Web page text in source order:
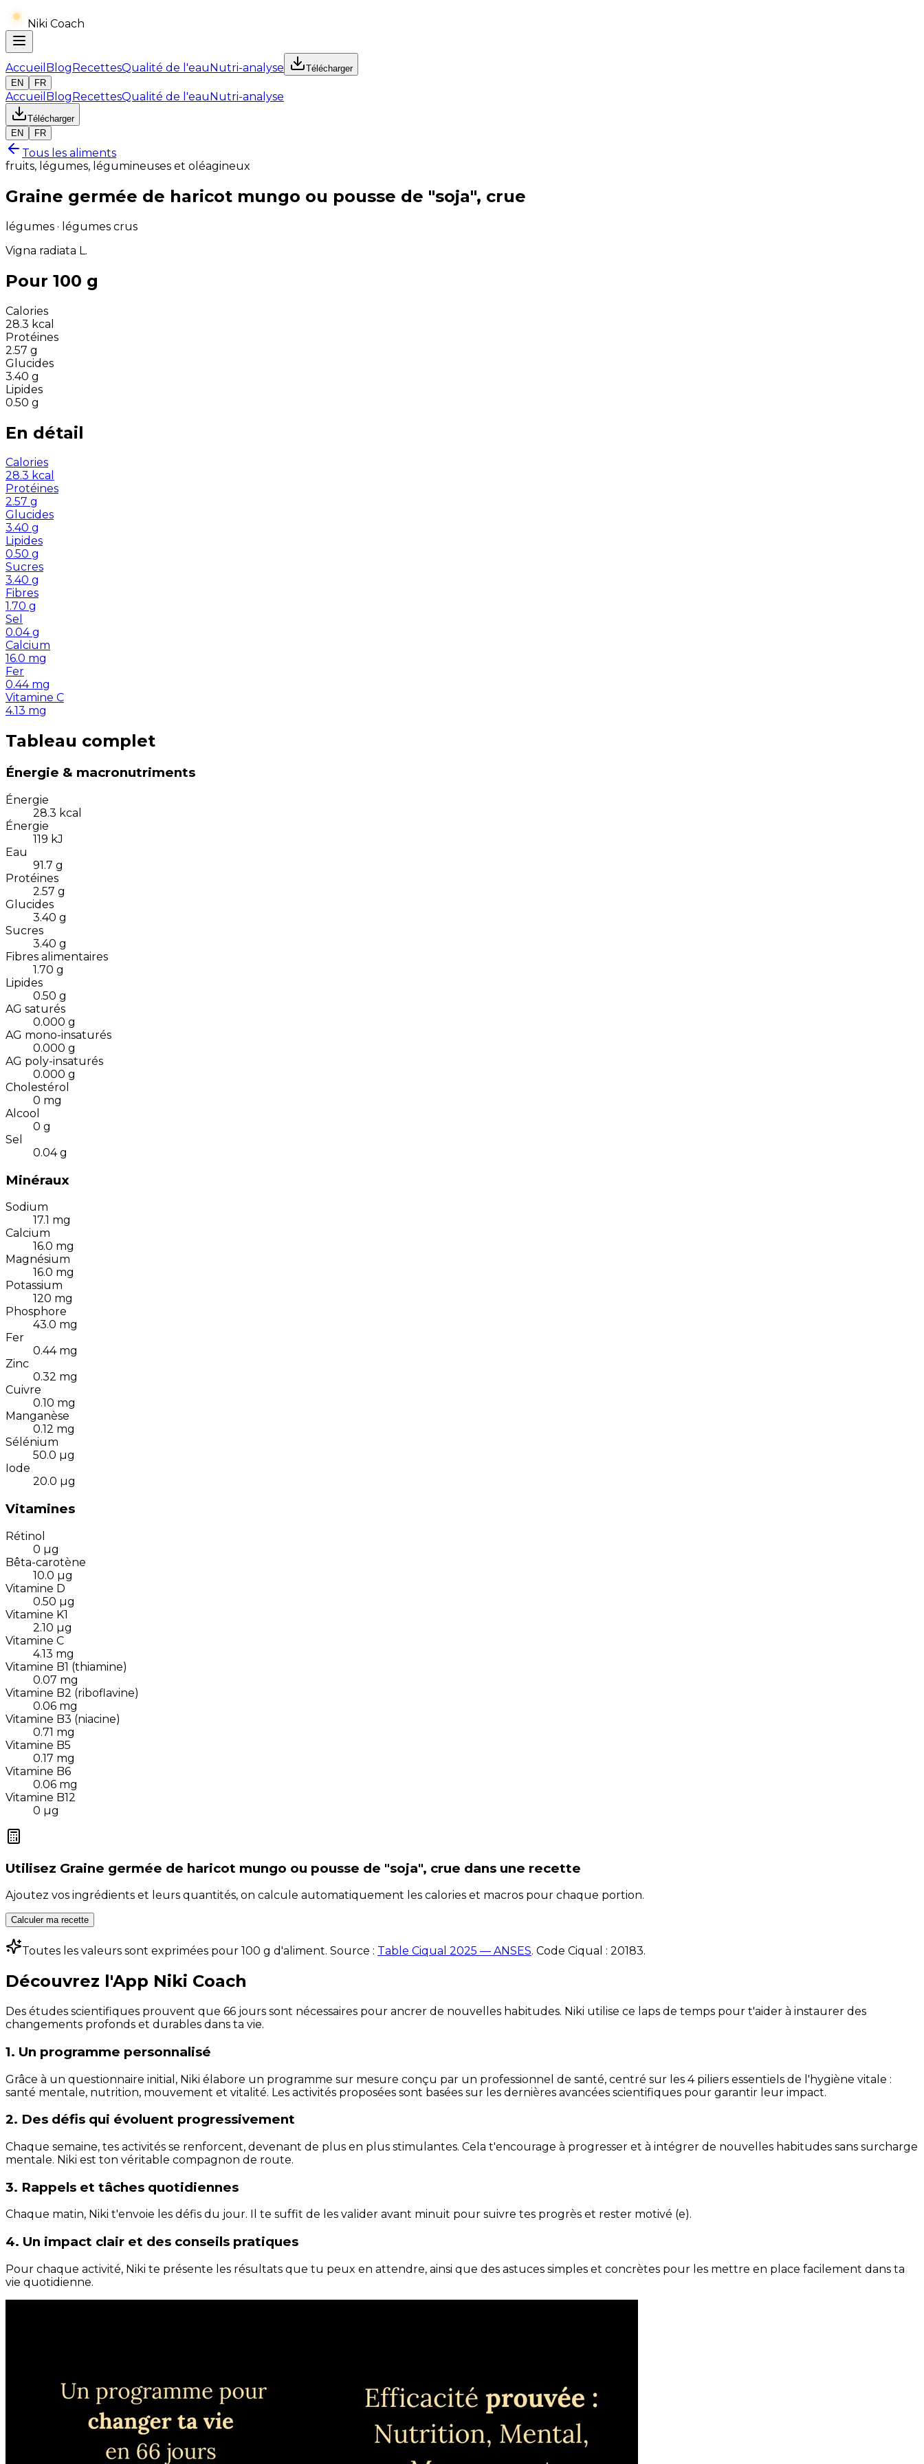
Niki Coach
Accueil BlogRecettesQualité de l'eauNutri-analyse
Télécharger
EN
FR
Accueil BlogRecettesQualité de l'eauNutri-analyse
Télécharger
EN
FR
Tous les aliments
fruits, légumes, légumineuses et oléagineux
Graine germée de haricot mungo ou pousse de "soja", crue
légumes · légumes crus
Vigna radiata L.
Pour 100 g
Calories
28.3 kcal
Protéines
2.57 g
Glucides
3.40 g
Lipides
0.50 g
En détail
Calories
28.3 kcal
Protéines
2.57 g
Glucides
3.40 g
Lipides
0.50 g
Sucres
3.40 g
Fibres
1.70 g
Sel
0.04 g
Calcium
16.0 mg
Fer
0.44 mg
Vitamine C
4.13 mg
Tableau complet
Énergie & macronutriments
Énergie
28.3 kcal
Énergie
119 kJ
Eau
91.7 g
Protéines
2.57 g
Glucides
3.40 g
Sucres
3.40 g
Fibres alimentaires
1.70 g
Lipides
0.50 g
AG saturés
0.000 g
AG mono-insaturés
0.000 g
AG poly-insaturés
0.000 g
Cholestérol
0 mg
Alcool
0 g
Sel
0.04 g
Minéraux
Sodium
17.1 mg
Calcium
16.0 mg
Magnésium
16.0 mg
Potassium
120 mg
Phosphore
43.0 mg
Fer
0.44 mg
Zinc
0.32 mg
Cuivre
0.10 mg
Manganèse
0.12 mg
Sélénium
50.0 µg
Iode
20.0 µg
Vitamines
Rétinol
0 µg
Bêta-carotène
10.0 µg
Vitamine D
0.50 µg
Vitamine K1
2.10 µg
Vitamine C
4.13 mg
Vitamine B1 (thiamine)
0.07 mg
Vitamine B2 (riboflavine)
0.06 mg
Vitamine B3 (niacine)
0.71 mg
Vitamine B5
0.17 mg
Vitamine B6
0.06 mg
Vitamine B12
0 µg
Utilisez Graine germée de haricot mungo ou pousse de "soja", crue dans une recette
Ajoutez vos ingrédients et leurs quantités, on calcule automatiquement les calories et macros pour chaque portion.
Calculer ma recette
Toutes les valeurs sont exprimées pour 100 g d'aliment. Source : Table Ciqual 2025 — ANSES. Code Ciqual : 20183.
Découvrez l'App Niki Coach
Des études scientifiques prouvent que 66 jours sont nécessaires pour ancrer de nouvelles habitudes. Niki utilise ce laps de temps pour t'aider à instaurer des
changements profonds et durables dans ta vie.
1. Un programme personnalisé
Grâce à un questionnaire initial, Niki élabore un programme sur mesure conçu par un professionnel de santé, centré sur les 4 piliers essentiels de l'hygiène vitale :
santé mentale, nutrition, mouvement et vitalité. Les activités proposées sont basées sur les dernières avancées scientifiques pour garantir leur impact.
2. Des défis qui évoluent progressivement
Chaque semaine, tes activités se renforcent, devenant de plus en plus stimulantes. Cela t'encourage à progresser et à intégrer de nouvelles habitudes sans surcharge
mentale. Niki est ton véritable compagnon de route.
3. Rappels et tâches quotidiennes
Chaque matin, Niki t'envoie les défis du jour. Il te suffit de les valider avant minuit pour suivre tes progrès et rester motivé (e).
4. Un impact clair et des conseils pratiques
Pour chaque activité, Niki te présente les résultats que tu peux en attendre, ainsi que des astuces simples et concrètes pour les mettre en place facilement dans ta
vie quotidienne.